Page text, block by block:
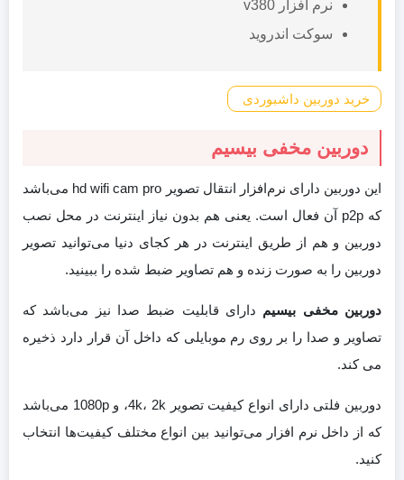
نرم افزار v380
سوکت اندروید
خرید دوربین داشبوردی
دوربین مخفی بیسیم
این دوربین دارای نرم‌افزار انتقال تصویر hd wifi cam pro می‌باشد
که p2p آن فعال است. یعنی هم بدون نیاز اینترنت در محل نصب
دوربین و هم از طریق اینترنت در هر کجای دنیا می‌توانید تصویر
دوربین را به صورت زنده و هم تصاویر ضبط شده را ببینید.
دوربین مخفی بیسیم دارای قابلیت ضبط صدا نیز می‌باشد که
تصاویر و صدا را بر روی رم موبایلی که داخل آن قرار دارد ذخیره
می کند.
دوربین فلتی دارای انواع کیفیت تصویر 4k، 2k، و 1080p می‌باشد
که از داخل نرم افزار می‌توانید بین انواع مختلف کیفیت‌ها انتخاب
کنید.